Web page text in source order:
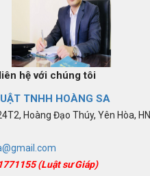
hệ với chúng tôi
TNHH HOÀNG SA
Hoàng Đạo Thúy, Yên Hòa, HN
(Luật sư Giáp)